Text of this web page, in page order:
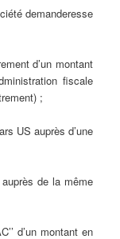
demanderesse
d’un montant
fiscale
;
US auprès d’une
de la même
d’un montant en